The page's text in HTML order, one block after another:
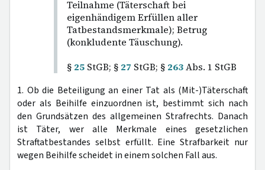
Teilnahme (Täterschaft bei
eigenhändigem Erfüllen aller
Tatbestandsmerkmale); Betrug
(konkludente Täuschung).
§ 25 StGB; § 27 StGB; § 263Abs. 1 StGB
1. Ob die Beteiligung an einer Tat als (Mit-)Täterschaft
oder als Beihilfe einzuordnen ist, bestimmt sich nach
den Grundsätzen des allgemeinen Strafrechts. Danach
ist Täter, wer alle Merkmale eines gesetzlichen
Straftatbestandes selbst erfüllt. Eine Strafbarkeit nur
wegen Beihilfe scheidet in einem solchen Fall aus.